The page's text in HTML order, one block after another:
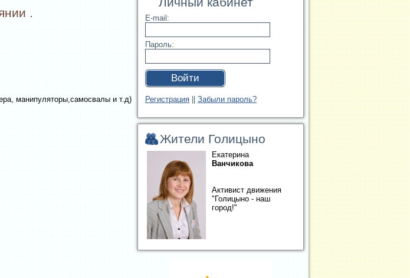
E-mail:
Пароль:
Войти
Регистрация Забыли пароль?
Жители Голицыно
Екатерина
Ванчикова
Активист движения
"Голицыно - наш
город!"
.
манипуляторы,самосвалы и т.д)